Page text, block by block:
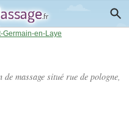
Germain-en-Laye
massage situé rue de pologne,